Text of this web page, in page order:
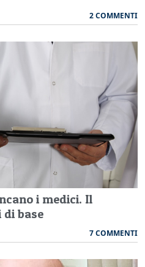
2 COMMENTI
i medici. Il
base
7 COMMENTI